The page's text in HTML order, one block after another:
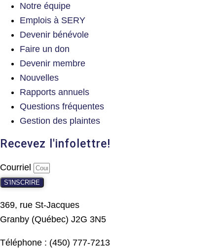
Notre équipe
Emplois à SERY
Devenir bénévole
Faire un don
Devenir membre
Nouvelles
Rapports annuels
Questions fréquentes
Gestion des plaintes
Recevez l'infolettre!
Courriel
S'INSCRIRE
369, rue St-Jacques
Granby (Québec) J2G 3N5
Téléphone : (450) 777-7213